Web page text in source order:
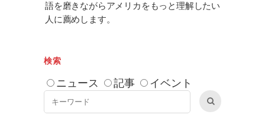
語を磨きながらアメリカをもっと理解したい
人に薦めします。
検索
ニュース 記事 イベント